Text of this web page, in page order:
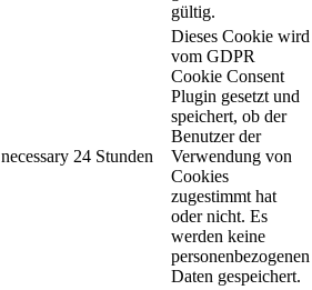
gültig.
necessary 24 Stunden
Dieses Cookie wird
vom GDPR
Cookie Consent
Plugin gesetzt und
speichert, ob der
Benutzer der
Verwendung von
Cookies
zugestimmt hat
oder nicht. Es
werden keine
personenbezogenen
Daten gespeichert.